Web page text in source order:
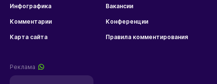
Инфографика Вакансии
Комментарии Конференции
Карта сайта Правила комментирования
Реклама